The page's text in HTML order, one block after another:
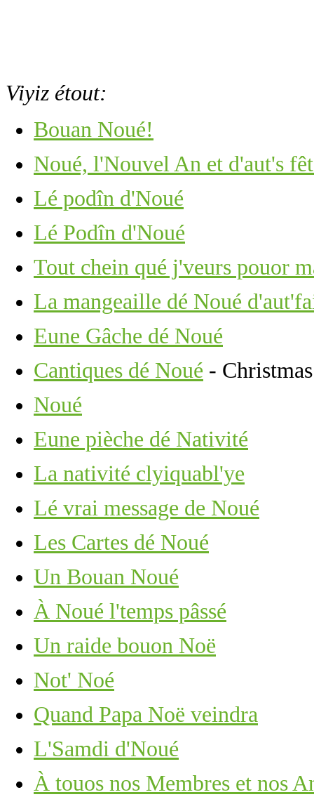
Viyiz étout:
Bouan Noué!
Noué, l'Nouvel An et d'aut's
Lé podîn d'Noué
Lé Podîn d'Noué
Tout chein qué j'veurs pouor
La mangeaille dé Noué
Eune Gâche dé Noué
Cantiques dé Noué -
Noué
Eune pièche dé Nativité
La nativité clyiquabl'ye
Lé vrai message de Noué
Les Cartes dé Noué
Un Bouan Noué
À Noué l'temps pâssé
Un raide bouon Noë
Not' Noé
Quand Papa Noë veindra
L'Samdi d'Noué
À touos nos Membres et nos